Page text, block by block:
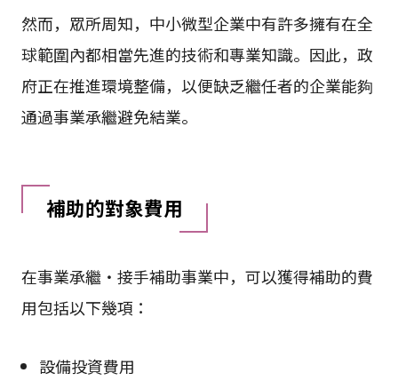
然而，眾所周知，中小微型企業中有許多擁有在全
球範圍內都相當先進的技術和專業知識。因此，政
府正在推進環境整備，以便缺乏繼任者的企業能夠
通過事業承繼避免結業。
補助的對象費用
在事業承繼・接手補助事業中，可以獲得補助的費
用包括以下幾項：
設備投資費用